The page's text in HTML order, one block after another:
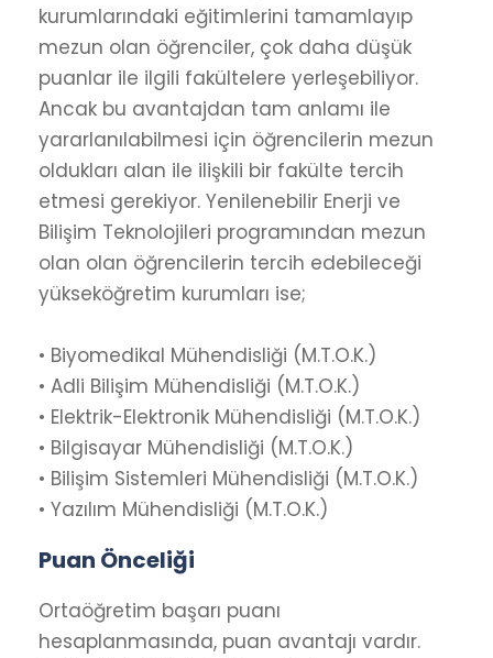
kurumlarındaki eğitimlerini tamamlayıp
mezun olan öğrenciler, çok daha düşük
puanlar ile ilgili fakültelere yerleşebiliyor.
Ancak bu avantajdan tam anlamı ile
yararlanılabilmesi için öğrencilerin mezun
oldukları alan ile ilişkili bir fakülte tercih
etmesi gerekiyor. Yenilenebilir Enerji ve
Bilişim Teknolojileri programından mezun
olan olan öğrencilerin tercih edebileceği
yükseköğretim kurumları ise;
• Biyomedikal Mühendisliği (M.T.O.K.)
• Adli Bilişim Mühendisliği (M.T.O.K.)
• Elektrik-Elektronik Mühendisliği (M.T.O.K.)
• Bilgisayar Mühendisliği (M.T.O.K.)
• Bilişim Sistemleri Mühendisliği (M.T.O.K.)
• Yazılım Mühendisliği (M.T.O.K.)
Puan Önceliği
Ortaöğretim başarı puanı
hesaplanmasında, puan avantajı vardır.